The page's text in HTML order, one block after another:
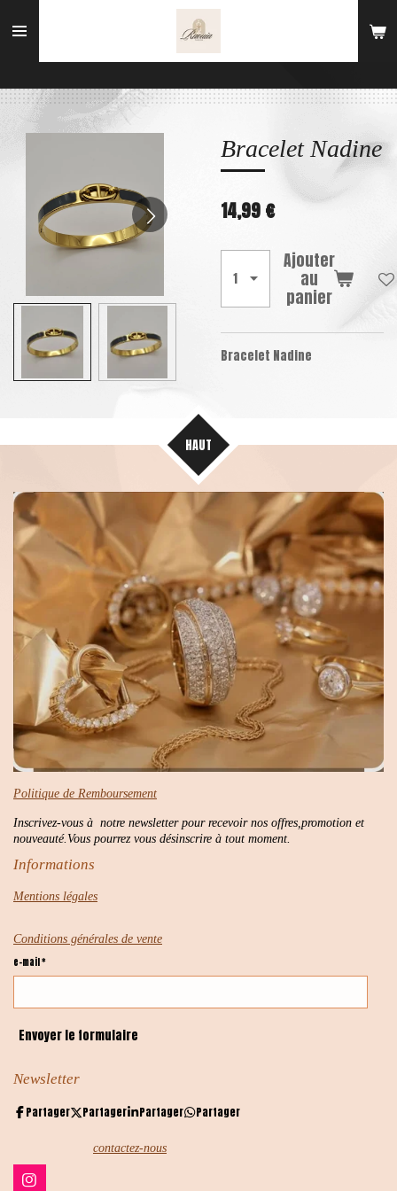
au
Bracelet Nadine
14,99 €
Ajouter
au
panier
Bracelet Nadine
HAUT
Politique de Remboursement
Inscrivez-vous à notre newsletter pour recevoir nos offres,promotion et
nouveauté.Vous pourrez vous désinscrire à tout moment.
Informations
Mentions légales
Conditions générales de vente
e-mail *
Envoyer le formulaire
Newsletter
Partager Partager Partager Partager
contactez-nous
I